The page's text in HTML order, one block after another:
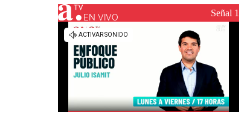
Universidad de Chile
Sustentabilidad
EN VIVO Señal 1